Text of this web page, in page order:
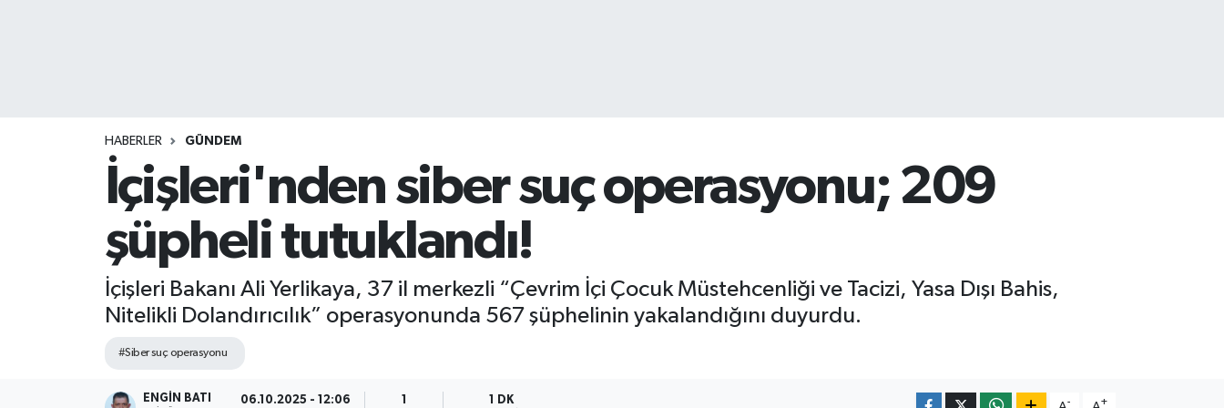
HABERLER GÜNDEM
İçişleri'nden siber suç operasyonu; 209
şüpheli tutuklandı!
İçişleri Bakanı Ali Yerlikaya, 37 il merkezli “Çevrim İçi Çocuk Müstehcenliği ve Tacizi, Yasa Dışı Bahis,
Nitelikli Dolandırıcılık” operasyonunda 567 şüphelinin yakalandığını duyurdu.
#Siber suç operasyonu
ENGIN BATI 06.10.2025 - 12:06 1 DK - +